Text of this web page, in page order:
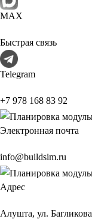
МАХ
Быстрая связь
Telegram
+7 978 168 83 92
Электронная почта
info@buildsim.ru
Адрес
Алушта, ул. Багликова